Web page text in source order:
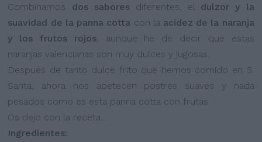
Combinamos dos saboresdiferentes, el dulzor y la
suavidad de la panna cotta con la acidez de la naranja
y los frutos rojos, aunque he de decir que estas
naranjas valencianas son muy dulces y jugosas.
Después de tanto dulce frito que hemos comido en S.
Santa, ahora nos apetecen postres suaves y nada
pesados como es esta panna cotta con frutas.
Os dejo con la receta...
Ingredientes: